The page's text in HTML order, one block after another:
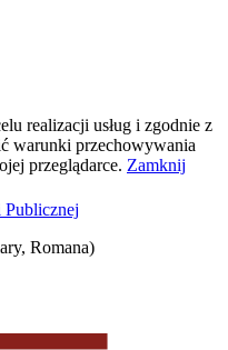
realizacji usług i zgodnie z
warunki przechowywania
przeglądarce. Zamknij
Romana)